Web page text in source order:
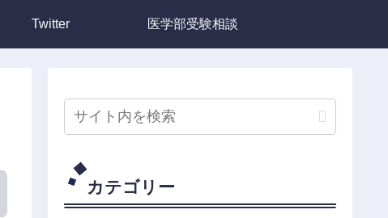
Twitter 医学部受験相談
カテゴリー